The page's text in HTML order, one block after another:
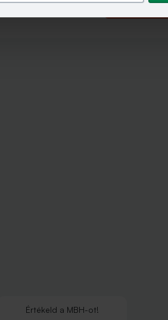
Értékeld a MBH-ot!